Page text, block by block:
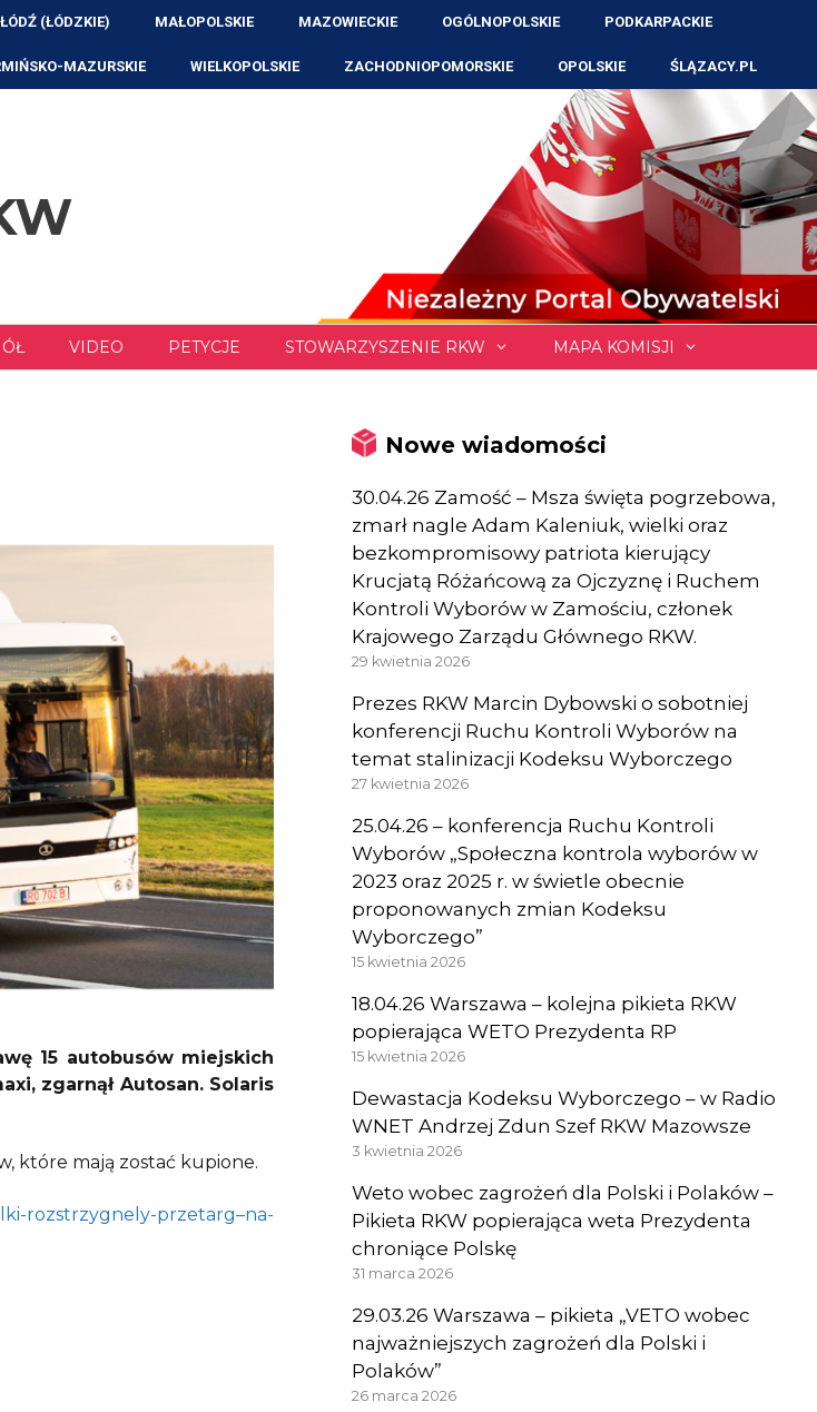
(ŁÓDZKIE) MAŁOPOLSKIE MAZOWIECKIE OGÓLNOPOLSKIE PODKARPACKIE
MAZURSKIE WIELKOPOLSKIE ZACHODNIOPOMORSKIE OPOLSKIE ŚLĄZACY.PL
VIDEO PETYCJE STOWARZYSZENIE RKW MAPA KOMISJI
15 autobusów miejskich
zgarnął Autosan. Solaris
które mają zostać kupione.
rozstrzygnely-przetarg–na-
Nowe wiadomości
30.04.26 Zamość – Msza święta pogrzebowa,
zmarł nagle Adam Kaleniuk, wielki oraz
bezkompromisowy patriota kierujący
Krucjatą Różańcową za Ojczyznę i Ruchem
Kontroli Wyborów w Zamościu, członek
Krajowego Zarządu Głównego RKW.
29 kwietnia 2026
Prezes RKW Marcin Dybowski o sobotniej
konferencji Ruchu Kontroli Wyborów na
temat stalinizacji Kodeksu Wyborczego
27 kwietnia 2026
25.04.26 – konferencja Ruchu Kontroli
Wyborów „Społeczna kontrola wyborów w
2023 oraz 2025 r. w świetle obecnie
proponowanych zmian Kodeksu
Wyborczego”
15 kwietnia 2026
18.04.26 Warszawa – kolejna pikieta RKW
popierająca WETO Prezydenta RP
15 kwietnia 2026
Dewastacja Kodeksu Wyborczego – w Radio
WNET Andrzej Zdun Szef RKW Mazowsze
3 kwietnia 2026
Weto wobec zagrożeń dla Polski i Polaków –
Pikieta RKW popierająca weta Prezydenta
chroniące Polskę
31 marca 2026
29.03.26 Warszawa – pikieta „VETO wobec
najważniejszych zagrożeń dla Polski i
Polaków”
26 marca 2026